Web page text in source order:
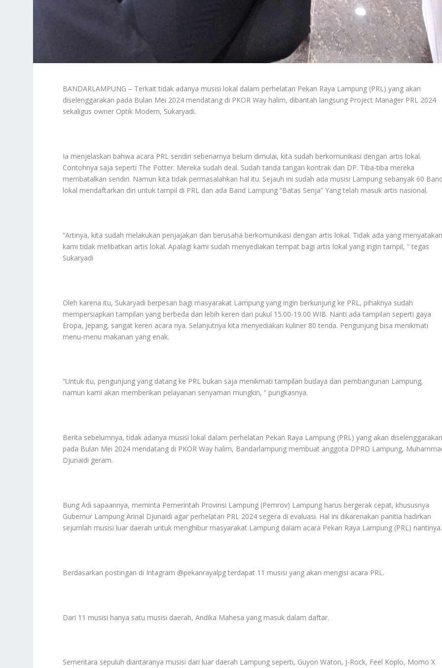
BANDARLAMPUNG – Terkait tidak adanya musisi lokal dalam perhelatan Pekan Raya Lampung (PRL) yang akan
diselenggarakan pada Bulan Mei 2024 mendatang di PKOR Way halim, dibantah langsung Project Manager PRL 2024
sekaligus owner Optik Modern, Sukaryadi.
Ia menjelaskan bahwa acara PRL sendiri sebenarnya belum dimulai, kita sudah berkomunikasi dengan artis lokal.
Contohnya saja seperti The Potter. Mereka sudah deal. Sudah tanda tangan kontrak dan DP. Tiba-tiba mereka
membatalkan sendiri. Namun kita tidak permasalahkan hal itu. Sejauh ini sudah ada musisi Lampung sebanyak 60
lokal mendaftarkan diri untuk tampil di PRL dan ada Band Lampung “Batas Senja” Yang telah masuk artis nasional.
“Artinya, kita sudah melakukan penjajakan dan berusaha berkomunikasi dengan artis lokal. Tidak ada yang
kami tidak melibatkan artis lokal. Apalagi kami sudah menyediakan tempat bagi artis lokal yang ingin tampil, ” tegas
Sukaryadi
Oleh karena itu, Sukaryadi berpesan bagi masyarakat Lampung yang ingin berkunjung ke PRL, pihaknya sudah
mempersiapkan tampilan yang berbeda dan lebih keren dari pukul 15.00-19.00 WIB. Nanti ada tampilan seperti gaya
Eropa, Jepang, sangat keren acara nya. Selanjutnya kita menyediakan kuliner 80 tenda. Pengunjung bisa menikmati
menu-menu makanan yang enak.
“Untuk itu, pengunjung yang datang ke PRL bukan saja menikmati tampilan budaya dan pembangunan Lampung,
namun kami akan memberikan pelayanan senyaman mungkin, ” pungkasnya.
Berita sebelumnya, tidak adanya musisi lokal dalam perhelatan Pekan Raya Lampung (PRL) yang akan
pada Bulan Mei 2024 mendatang di PKOR Way halim, Bandarlampung membuat anggota DPRD Lampung,
Djunaidi geram.
Bung Adi sapaannya, meminta Pemerintah Provinsi Lampung (Pemrov) Lampung harus bergerak cepat, khususnya
Gubernur Lampung Arinal Djunaidi agar perhelatan PRL 2024 segera di evaluasi. Hal ini dikarenakan panitia hadirkan
sejumlah musisi luar daerah untuk menghibur masyarakat Lampung dalam acara Pekan Raya Lampung (PRL) nantinya.
Berdasarkan postingan di Intagram @pekanrayalpg terdapat 11 musisi yang akan mengisi acara PRL.
Dari 11 musisi hanya satu musisi daerah, Andika Mahesa yang masuk dalam daftar.
Sementara sepuluh diantaranya musisi dari luar daerah Lampung seperti, Guyon Waton, J-Rock, Feel Koplo, Momo X